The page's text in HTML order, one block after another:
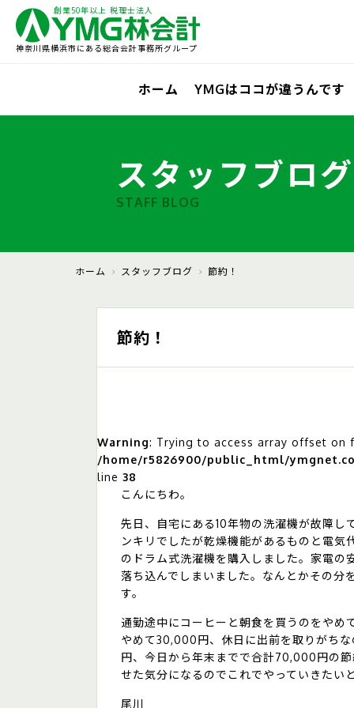
創業50年以上 税理士法人
神奈川県横浜市にある総合会計事務所グループ
ホーム YMGはココが違うんです
スタッフブログ
STAFF BLOG
ホーム スタッフブログ 節約！
節約！
Warning: Trying to access array offset on
/home/r5826900/public_html/
line38
こんにちわ。
先日、自宅にある10年物の洗濯機が故障
ンキリでしたが乾燥機能があるものと電
のドラム式洗濯機を購入しました。家電
落ち込んでしまいました。なんとかその分
す。
通勤途中にコーヒーと朝食を買うのをや
やめて30,000円、休日に出前を取りがち
円、今日から年末までで合計70,000円の
せた気分になるのでこれでやっていきたい
尾川